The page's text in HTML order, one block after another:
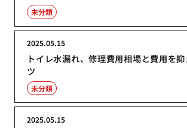
未分類
トイレ水漏れ、修理費用相場と費用を
ツ
2025.05.15
未分類
2025.05.15